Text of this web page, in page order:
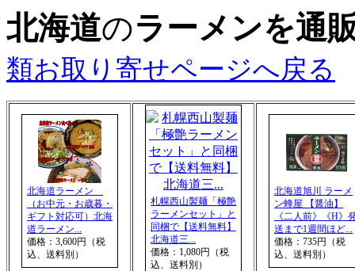
北海道のラーメンを通
類お取り寄せページへ戻る
北海道ラーメン
（お中元・お歳暮・
ギフト対応可）北海
道ラーメン...
価格：3,600円（税
込、送料別）
札幌西山製麺「極艶
ラーメンセット」と
同梱で【送料無料】
北海道三...
価格：1,080円（税
込、送料別）
北海道旭川 ラーメ
ン蜂屋 【醤油】
《二人前》《H》
送まで1週間ほど...
価格：735円（税
込、送料別）